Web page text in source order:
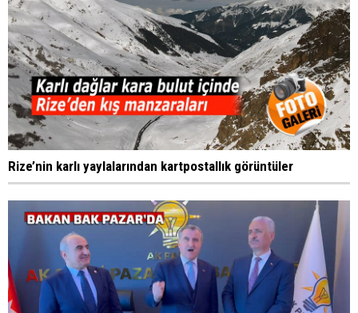
Rize’nin karlı yaylalarından kartpostallık görüntüler